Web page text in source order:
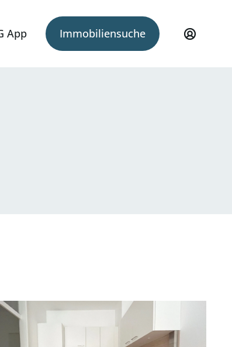
App Immobiliensuche
Seite 2-Zimmer Wohnung - mit perfekter